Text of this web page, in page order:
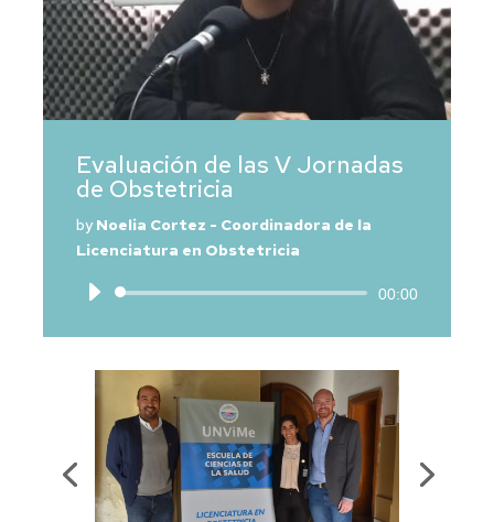
Evaluación de las V Jornadas
de Obstetricia
by Noelia Cortez - Coordinadora de la
Licenciatura en Obstetricia
Reproductor
audio
00:00